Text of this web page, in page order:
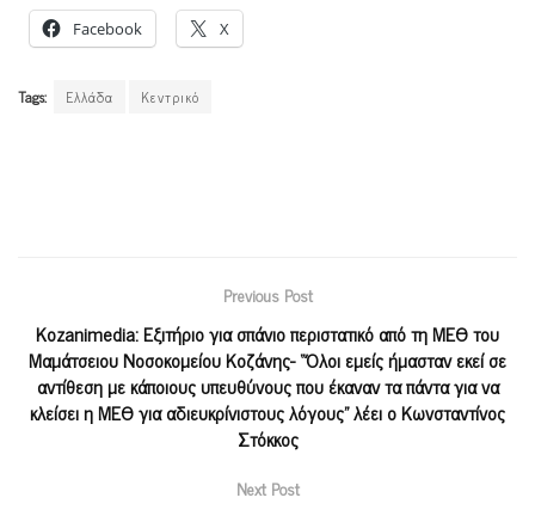
Facebook X
Tags: Ελλάδα Κεντρικό
Previous Post
Kozanimedia: Εξιτήριο για σπάνιο περιστατικό από τη ΜΕΘ του
Μαμάτσειου Νοσοκομείου Κοζάνης- “Όλοι εμείς ήμασταν εκεί σε
αντίθεση με κάποιους υπευθύνους που έκαναν τα πάντα για να
κλείσει η ΜΕΘ για αδιευκρίνιστους λόγους” λέει ο Κωνσταντίνος
Στόκκος
Next Post